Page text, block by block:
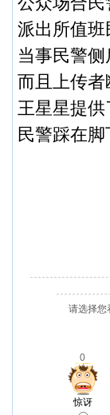
派出所值
当事民警
而且上传者
王星星提
民警踩在
请选择您
0
惊讶